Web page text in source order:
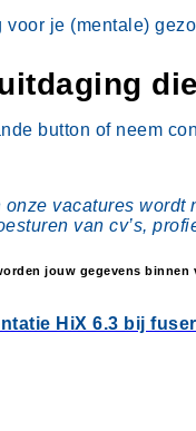
HiX 6.3 bij
je (mentale)
button of neem
vacatures
van cv’s,
jouw gegevens